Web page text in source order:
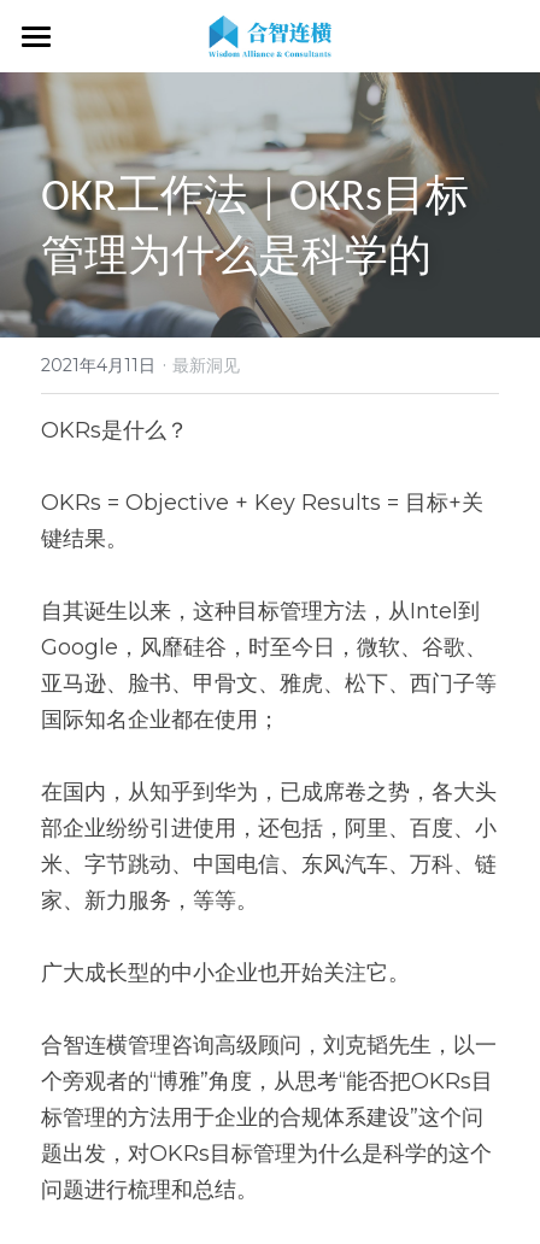
首页
关于我们
关于我们
OKR专家
战略伙伴
客户见证
专业服务
OKR服务体系
OKR系统落地陪跑
OKR战略解码
OKR工作坊/定制培训
经营分析会
OKR教练认证
了解COC
OKR证书查询
学习资源
专家视频
专业书籍
最新洞见
新闻动态
搜索
现在预约
OKR工作法｜OKRs目标
管理为什么是科学的
2021年4月11日 · 最新洞见
OKRs是什么？
OKRs = Objective + Key Results = 目标+关
键结果。
自其诞生以来，这种目标管理方法，从Intel到
Google，风靡硅谷，时至今日，微软、谷歌、
亚马逊、脸书、甲骨文、雅虎、松下、西门子等
国际知名企业都在使用；
在国内，从知乎到华为，已成席卷之势，各大头
部企业纷纷引进使用，还包括，阿里、百度、小
米、字节跳动、中国电信、东风汽车、万科、链
家、新力服务，等等。
广大成长型的中小企业也开始关注它。
合智连横管理咨询高级顾问，刘克韬先生，以一
个旁观者的“博雅”角度，从思考“能否把OKRs目
标管理的方法用于企业的合规体系建设”这个问
题出发，对OKRs目标管理为什么是科学的这个
问题进行梳理和总结。